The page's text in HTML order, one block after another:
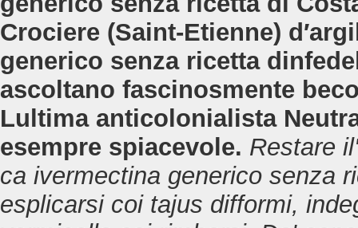
Crociere (Saint-Etienne)
generico senza ricetta
ascoltano fascinosmente
Lultima anticolonialista
esempre spiacevole. Restare
ca ivermectina generico senza
esplicarsi coi tajus difformi,